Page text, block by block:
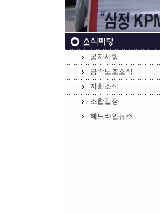
공지사항
금속노조소식
지회소식
조합일정
헤드라인뉴스